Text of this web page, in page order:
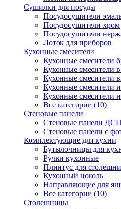
Сушилки для посуды
Посудосушители
Посудосушители хром
Посудосушители
Лоток для приборов
Кухонные смесители
Кухонные смесители
Кухонные смесители
Кухонные смесители
Кухонные смесители
Кухонные смесители
Все категории (10)
Стеновые панели
Стеновые панели
Стеновые панели с
Комплектующие для кухни
Бутылочницы для
Ручки кухонные
Плинтус для
Кухонный цоколь
Направляющие для
Все категории (10)
Столешницы